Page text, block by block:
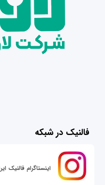
فالنیک در شبکه
اینستاگرام فالنیک